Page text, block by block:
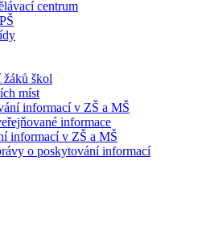
centrum
škol
míst
informací v ZŠ a MŠ
informace
informací v ZŠ a MŠ
o poskytování informací